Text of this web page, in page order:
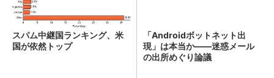
スパム中継国ランキング、米
国が依然トップ
「Androidボットネット出
現」は本当か――迷惑メール
の出所めぐり論議